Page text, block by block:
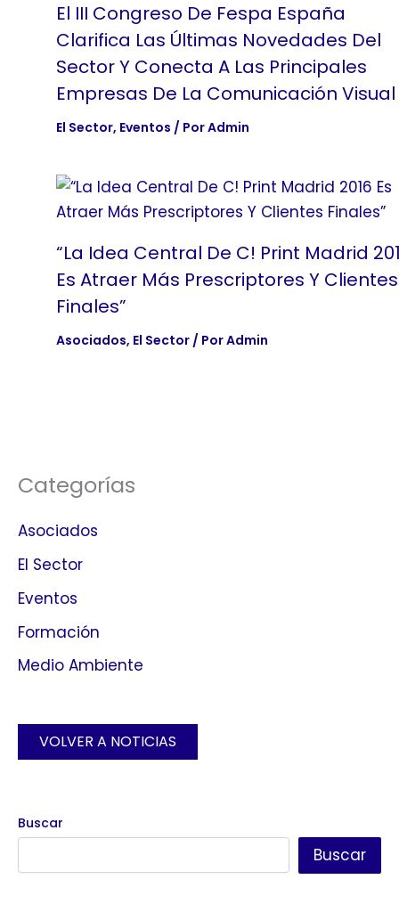
El III Congreso De Fespa España
Clarifica Las Últimas Novedades Del
Sector Y Conecta A Las Principales
Empresas De La Comunicación Visual
El Sector, Eventos / PorAdmin
“La Idea Central De C! Print Madrid
Es Atraer Más Prescriptores Y Clientes
Finales”
Asociados, El Sector/ PorAdmin
Categorías
Asociados
El Sector
Eventos
Formación
Medio Ambiente
VOLVER A NOTICIAS
Buscar
Buscar